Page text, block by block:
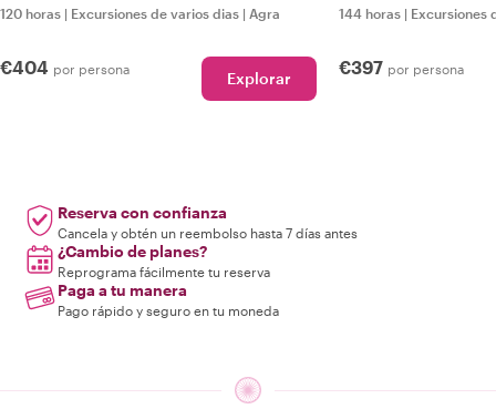
120 horas | Excursiones de varios dias | Agra
€404 por persona Explorar
144 horas | Excursiones
€397 por persona
Reserva con confianza
Cancela y obtén un reembolso hasta 7 días antes
¿Cambio de planes?
Reprograma fácilmente tu reserva
Paga a tu manera
Pago rápido y seguro en tu moneda